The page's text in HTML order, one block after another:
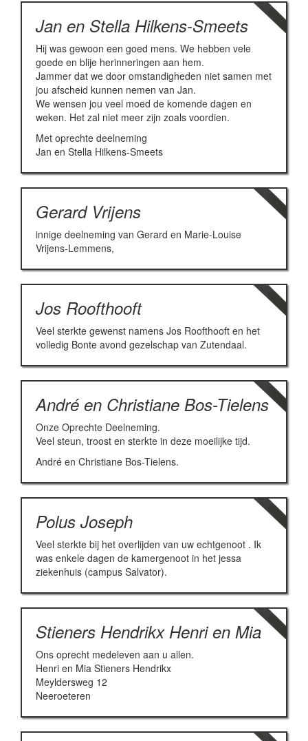
Jan en Stella Hilkens-Smeets
Hij was gewoon een goed mens. We hebben vele
goede en blije herinneringen aan hem.
Jammer dat we door omstandigheden niet samen met
jou afscheid kunnen nemen van Jan.
We wensen jou veel moed de komende dagen en
weken. Het zal niet meer zijn zoals voordien.
Met oprechte deelneming
Jan en Stella Hilkens-Smeets
Gerard Vrijens
innige deelneming van Gerard en Marie-Louise
Vrijens-Lemmens,
Jos Roofthooft
Veel sterkte gewenst namens Jos Roofthooft en het
volledig Bonte avond gezelschap van Zutendaal.
André en Christiane Bos-Tielens
Onze Oprechte Deelneming.
Veel steun, troost en sterkte in deze moeilijke tijd.
André en Christiane Bos-Tielens.
Polus Joseph
Veel sterkte bij het overlijden van uw echtgenoot . Ik
was enkele dagen de kamergenoot in het jessa
ziekenhuis (campus Salvator).
Stieners Hendrikx Henri en Mia
Ons oprecht medeleven aan u allen.
Henri en Mia Stieners Hendrikx
Meyldersweg 12
Neeroeteren